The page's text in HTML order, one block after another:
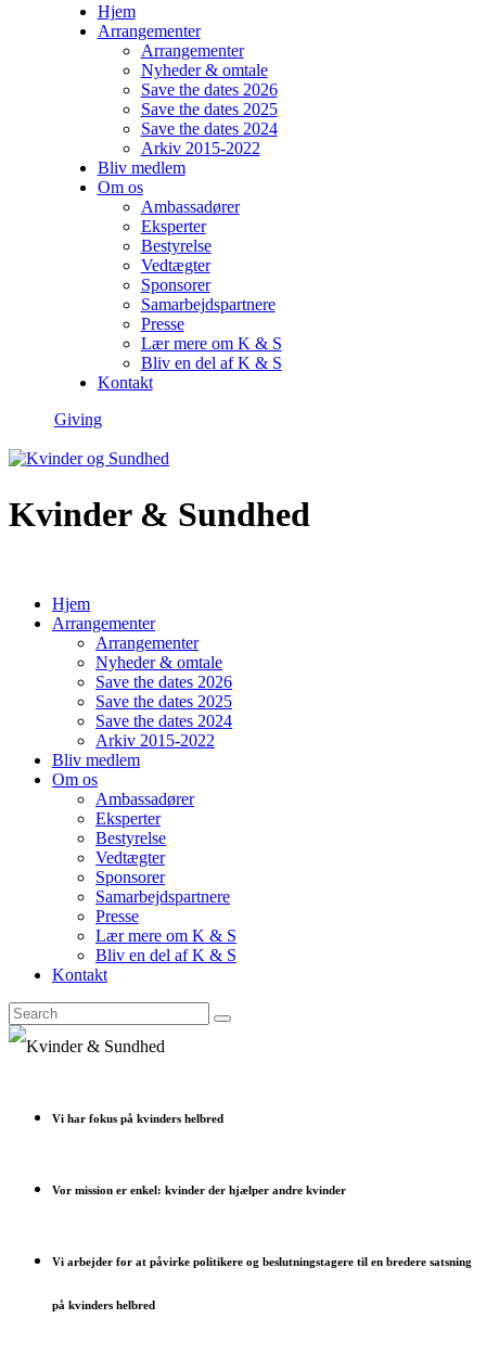
Hjem
Arrangementer
Arrangementer
Nyheder & omtale
Save the dates 2026
Save the dates 2025
Save the dates 2024
Arkiv 2015-2022
Bliv medlem
Om os
Ambassadører
Eksperter
Bestyrelse
Vedtægter
Sponsorer
Samarbejdspartnere
Presse
Lær mere om K & S
Bliv en del af K & S
Kontakt
Giving
Kvinder & Sundhed
Hjem
Arrangementer
Arrangementer
Nyheder & omtale
Save the dates 2026
Save the dates 2025
Save the dates 2024
Arkiv 2015-2022
Bliv medlem
Om os
Ambassadører
Eksperter
Bestyrelse
Vedtægter
Sponsorer
Samarbejdspartnere
Presse
Lær mere om K & S
Bliv en del af K & S
Kontakt
Vi har fokus på kvinders helbred
Vor mission er enkel: kvinder der hjælper andre kvinder
Vi arbejder for at påvirke politikere og beslutningstagere til en bredere satsning
på kvinders helbred